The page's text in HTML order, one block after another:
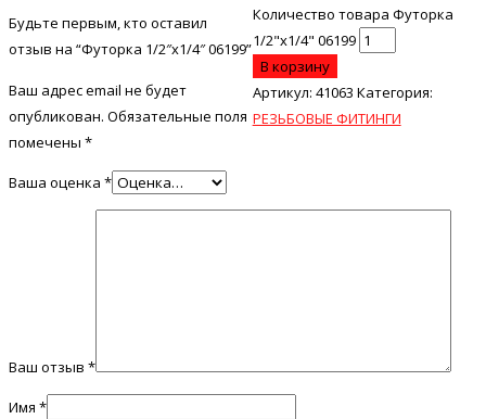
Количество товара Футорка
1/2"х1/4" 06199
В корзину
Артикул: 41063 Категория:
РЕЗЬБОВЫЕ ФИТИНГИ
Будьте первым, кто оставил
отзыв на “Футорка 1/2″х1/4″ 06199”
Ваш адрес email не будет
опубликован. Обязательные поля
помечены *
Ваша оценка *
Ваш отзыв *
Имя *